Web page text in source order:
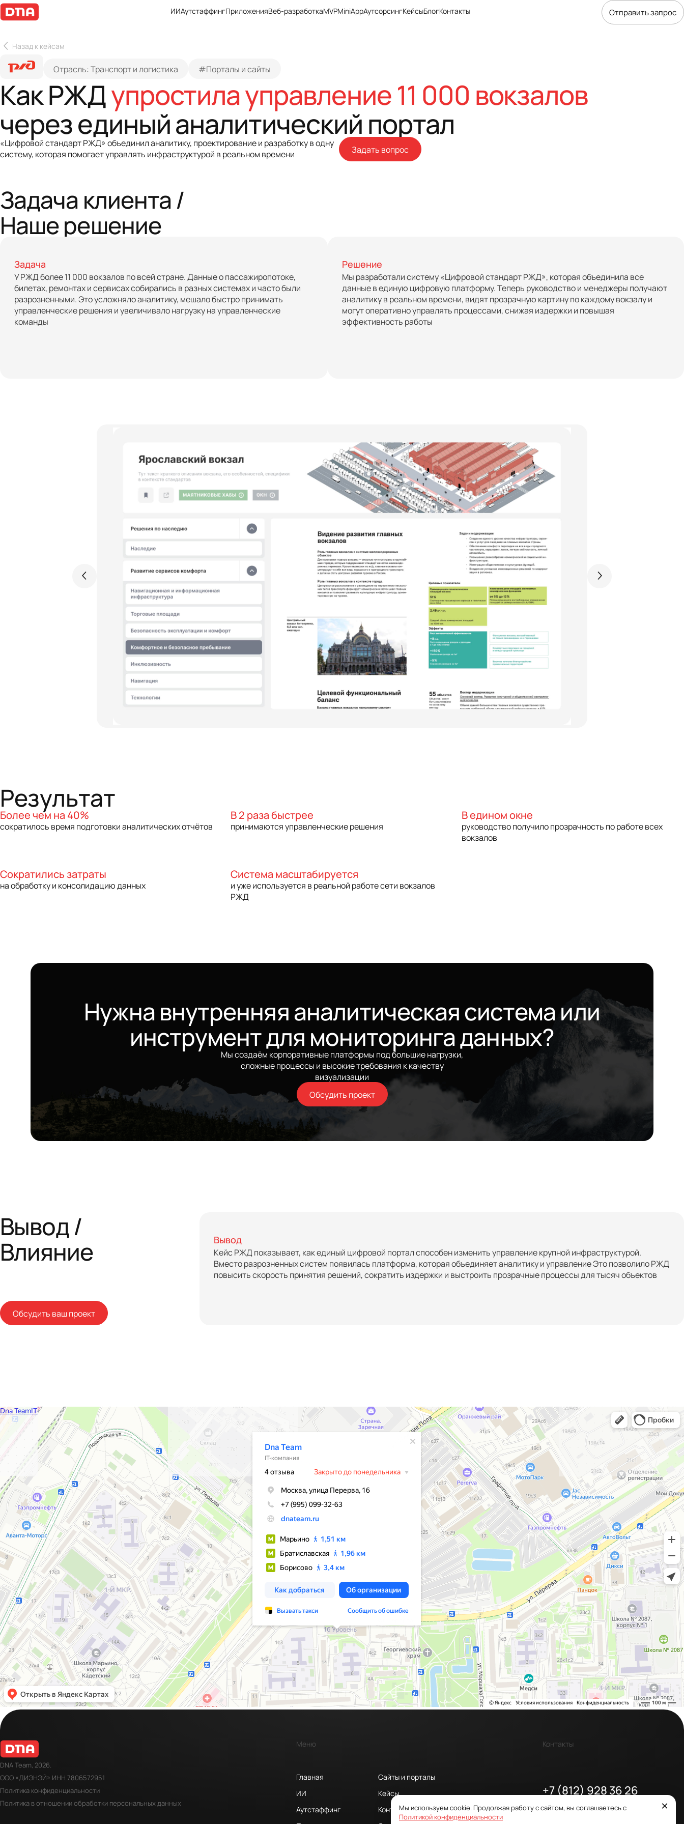
ИИАутстаффингПриложенияВеб-разработкаMVPMiniAppАутсорсингКейсыБлогКонтакты Отправить запрос
Назад к кейсам
Отрасль: Транспорт и логистика #Порталы и сайты
Как РЖДупростила управление 11 000 вокзалов
через единый аналитический портал
«Цифровой стандарт РЖД» объединил аналитику, проектирование и разработку в одну
систему, которая помогает управлять инфраструктурой в реальном времени
Задать вопрос
Задача клиента /
Наше решение
Задача
У РЖД более 11 000 вокзалов по всей стране. Данные о пассажиропотоке,
билетах, ремонтах и сервисах собирались в разных системах и часто были
разрозненными. Это усложняло аналитику, мешало быстро принимать
управленческие решения и увеличивало нагрузку на управленческие
команды
Решение
Мы разработали систему «Цифровой стандарт РЖД», которая объединила все
данные в единую цифровую платформу. Теперь руководство и менеджеры получают
аналитику в реальном времени, видят прозрачную картину по каждому вокзалу и
могут оперативно управлять процессами, снижая издержки и повышая
эффективность работы
Результат
Более чем на 40%
сократилось время подготовки аналитических отчётов
В 2 раза быстрее
принимаются управленческие решения
В едином окне
руководство получило прозрачность по работе всех
вокзалов
Сократились затраты
на обработку и консолидацию данных
Система масштабируется
и уже используется в реальной работе сети вокзалов
РЖД
Нужна внутренняя аналитическая система или
инструмент для мониторинга данных?
Мы создаём корпоративные платформы под большие нагрузки,
сложные процессы и высокие требования к качеству
визуализации
Обсудить проект
Вывод /
Влияние
Обсудить ваш проект
Вывод
Кейс РЖД показывает, как единый цифровой портал способен изменить управление крупной инфраструктурой.
Вместо разрозненных систем появилась платформа, которая объединяет аналитику и управление Это позволило РЖД
повысить скорость принятия решений, сократить издержки и выстроить прозрачные процессы для тысяч объектов
Dna Team
IT-компания в Москве
DNA Team, 2026.
ООО «ДИЭНЭЙ» ИНН 7806572951
Политика конфиденциальности
Политика в отношении обработки персональных данных
Меню
Главная
Сайты и порталы
ИИ
Кейсы
Аутстаффинг
Контакты
Контакты
+7 (812) 928 36 26
office@dnateam.ru
Москва, ул. Перерва, 16
×
Мы используем cookie. Продолжая работу с сайтом, вы соглашаетесь с
Политикой конфиденциальности